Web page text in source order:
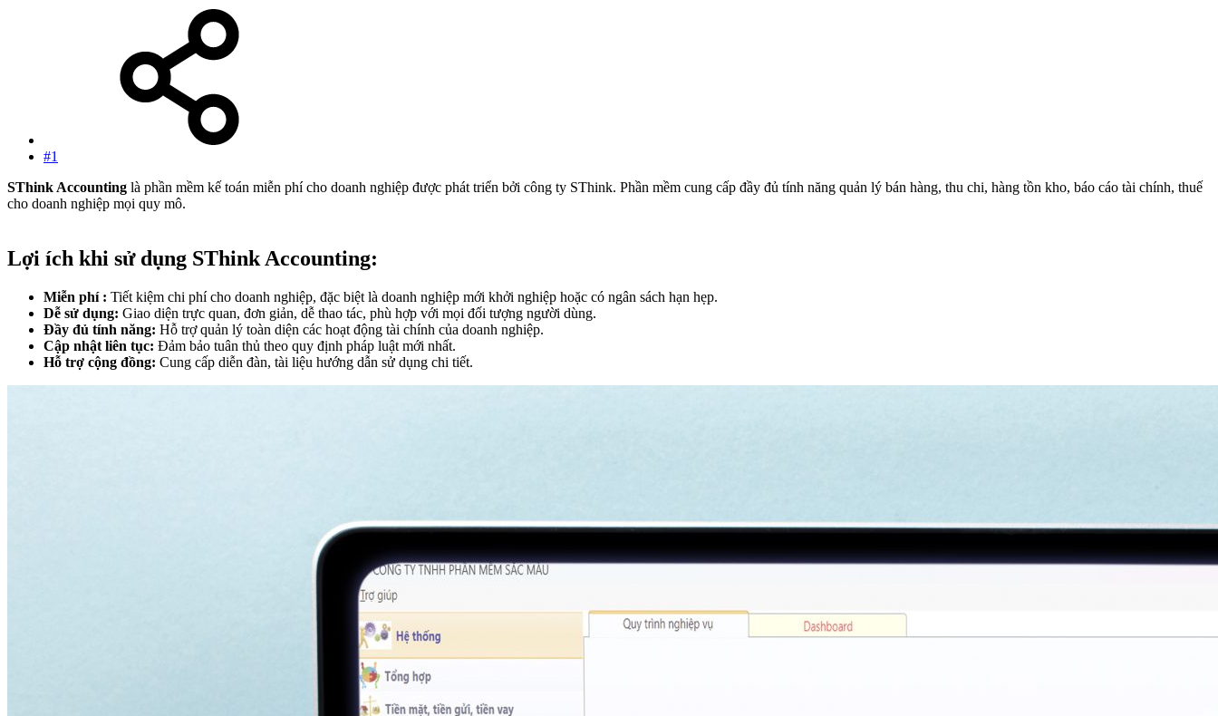
#1
SThink Accounting là phần mềm kế toán miễn phí cho doanh nghiệp được phát triển bởi công ty SThink. Phần mềm cung cấp đầy đủ tính năng quản lý bán hàng, thu chi, hàng tồn kho, báo cáo tài chính, thuế
cho doanh nghiệp mọi quy mô.
Lợi ích khi sử dụng SThink Accounting:
Miễn phí : Tiết kiệm chi phí cho doanh nghiệp, đặc biệt là doanh nghiệp mới khởi nghiệp hoặc có ngân sách hạn hẹp.
Dễ sử dụng: Giao diện trực quan, đơn giản, dễ thao tác, phù hợp với mọi đối tượng người dùng.
Đầy đủ tính năng: Hỗ trợ quản lý toàn diện các hoạt động tài chính của doanh nghiệp.
Cập nhật liên tục: Đảm bảo tuân thủ theo quy định pháp luật mới nhất.
Hỗ trợ cộng đồng: Cung cấp diễn đàn, tài liệu hướng dẫn sử dụng chi tiết.